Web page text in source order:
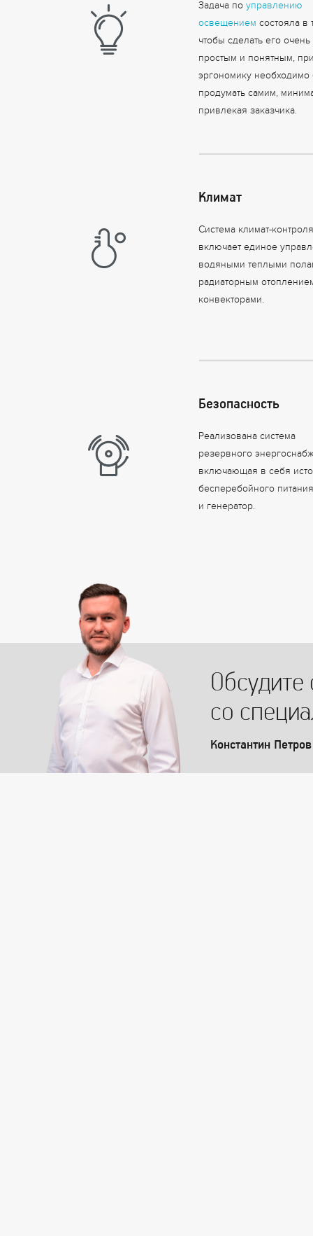
Задача поуправлению
освещением состояла в
чтобы сделать его очень
простым и понятным,
эргономику
продумать самим,
привлекая заказчика.
Климат
Система климат-
включает единое
водяными теплыми
радиаторным
конвекторами.
Безопасность
Реализована система
резервного
включающая в себя
бесперебойного
и генератор.
со
Константин Петров